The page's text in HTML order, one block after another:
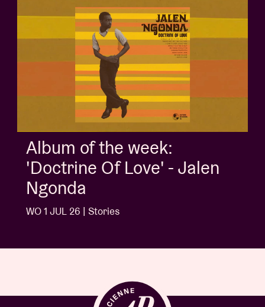
Album of the week:
'Doctrine Of Love' - Jalen
Ngonda
WO 1 JUL 26 | Stories